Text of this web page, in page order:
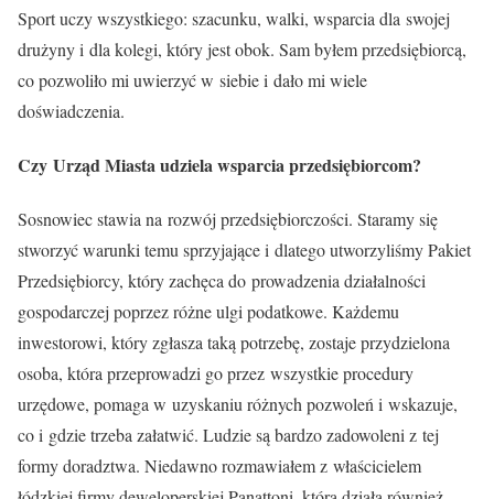
Sport uczy wszystkiego: szacunku, walki, wsparcia dla swojej
drużyny i dla kolegi, który jest obok. Sam byłem przedsiębiorcą,
co pozwoliło mi uwierzyć w siebie i dało mi wiele
doświadczenia.
Czy Urząd Miasta udziela wsparcia przedsiębiorcom?
Sosnowiec stawia na rozwój przedsiębiorczości. Staramy się
stworzyć warunki temu sprzyjające i dlatego utworzyliśmy Pakiet
Przedsiębiorcy, który zachęca do prowadzenia działalności
gospodarczej poprzez różne ulgi podatkowe. Każdemu
inwestorowi, który zgłasza taką potrzebę, zostaje przydzielona
osoba, która przeprowadzi go przez wszystkie procedury
urzędowe, pomaga w uzyskaniu różnych pozwoleń i wskazuje,
co i gdzie trzeba załatwić. Ludzie są bardzo zadowoleni z tej
formy doradztwa. Niedawno rozmawiałem z właścicielem